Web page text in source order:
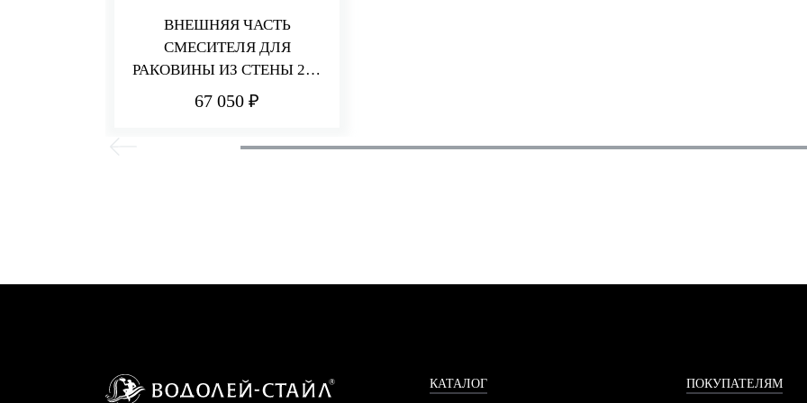
ВНЕШНЯЯ ЧАСТЬ
СМЕСИТЕЛЯ ДЛЯ
РАКОВИНЫ ИЗ СТЕНЫ 220
ММ Q30
67 050 ₽
КАТАЛОГ ПОКУПАТЕЛЯМ